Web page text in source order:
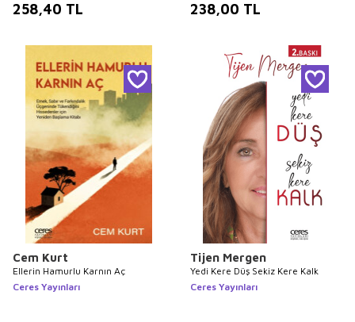
258,40 TL 238,00 TL
Cem Kurt
Ellerin Hamurlu Karnın Aç
Ceres Yayınları
Tijen Mergen
Yedi Kere Düş Sekiz Kere Kalk
Ceres Yayınları